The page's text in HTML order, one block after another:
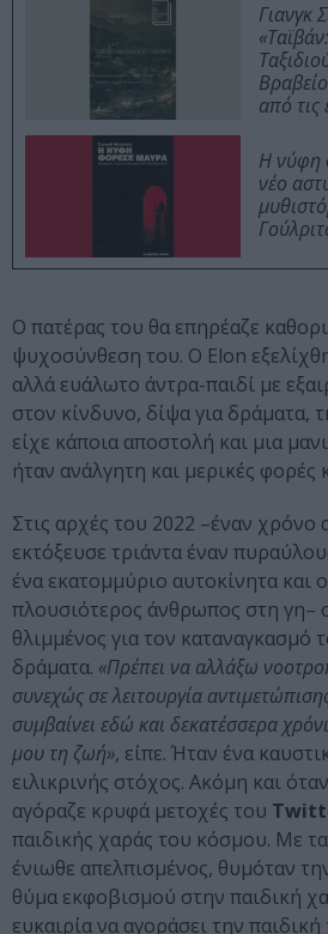
Γιανγκ
από τις
Η νύφη
νέο
Ο πατέρας του θα επηρέαζε
ψυχοσύνθεση του. Ο Elon
αλλά ευάλωτο άντρα-παιδί με
στον κίνδυνο, δίψα για δράματα,
είχε κάποια αποστολή και μια
ήταν ανάλγητη και μερικές φορές
Στις αρχές του 2022 –έναν χρόνο
εκτόξευσε τριάντα έναν
ένα εκατομμύριο αυτοκίνητα και ο
πλουσιότερος άνθρωπος στη γη–
θλιμμένος για τον καταναγκασμό
δράματα. «Πρέπει να αλλάξω
συνεχώς σε λειτουργία
συμβαίνει εδώ και δεκατέσσερα
μου τη ζωή», είπε. Ήταν ένα
ειλικρινής στόχος. Ακόμη και
αγόραζε κρυφά μετοχές του
παιδικής χαράς του κόσμου. Με
ένιωθε απελπισμένος, θυμόταν
θύμα εκφοβισμού στην παιδική
ευκαιρία να αγοράσει την παιδική